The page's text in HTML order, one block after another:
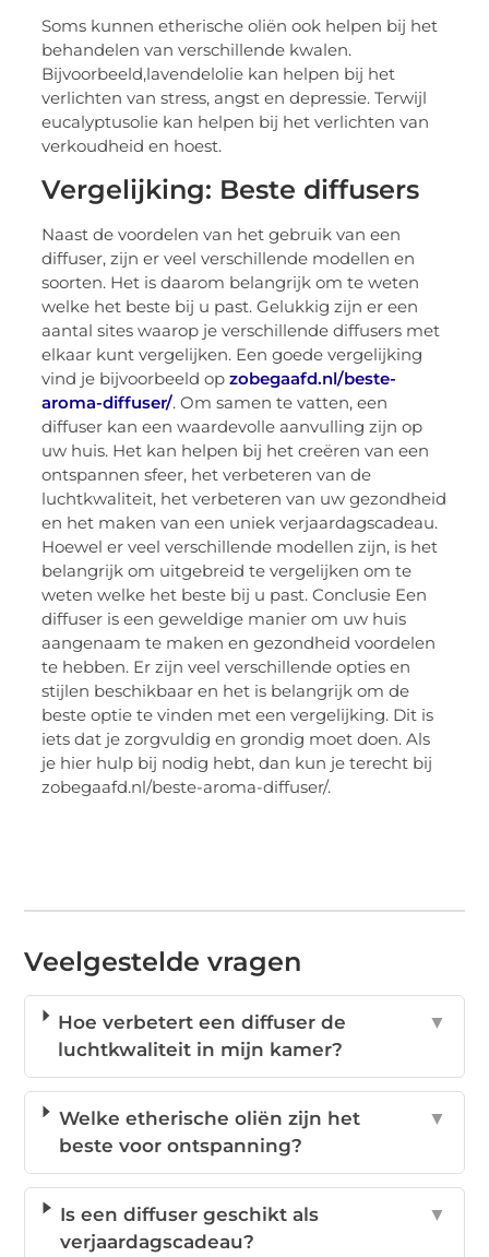
Soms kunnen etherische oliën ook helpen bij het
behandelen van verschillende kwalen.
Bijvoorbeeld,lavendelolie kan helpen bij het
verlichten van stress, angst en depressie. Terwijl
eucalyptusolie kan helpen bij het verlichten van
verkoudheid en hoest.
Vergelijking: Beste diffusers
Naast de voordelen van het gebruik van een
diffuser, zijn er veel verschillende modellen en
soorten. Het is daarom belangrijk om te weten
welke het beste bij u past. Gelukkig zijn er een
aantal sites waarop je verschillende diffusers met
elkaar kunt vergelijken. Een goede vergelijking
vind je bijvoorbeeld opzobegaafd.nl/beste-
aroma-diffuser/. Om samen te vatten, een
diffuser kan een waardevolle aanvulling zijn op
uw huis. Het kan helpen bij het creëren van een
ontspannen sfeer, het verbeteren van de
luchtkwaliteit, het verbeteren van uw gezondheid
en het maken van een uniek verjaardagscadeau.
Hoewel er veel verschillende modellen zijn, is het
belangrijk om uitgebreid te vergelijken om te
weten welke het beste bij u past. Conclusie Een
diffuser is een geweldige manier om uw huis
aangenaam te maken en gezondheid voordelen
te hebben. Er zijn veel verschillende opties en
stijlen beschikbaar en het is belangrijk om de
beste optie te vinden met een vergelijking. Dit is
iets dat je zorgvuldig en grondig moet doen. Als
je hier hulp bij nodig hebt, dan kun je terecht bij
zobegaafd.nl/beste-aroma-diffuser/.
Veelgestelde vragen
Hoe verbetert een diffuser de
luchtkwaliteit in mijn kamer?
▼
Welke etherische oliën zijn het
beste voor ontspanning?
▼
Is een diffuser geschikt als
verjaardagscadeau?
▼